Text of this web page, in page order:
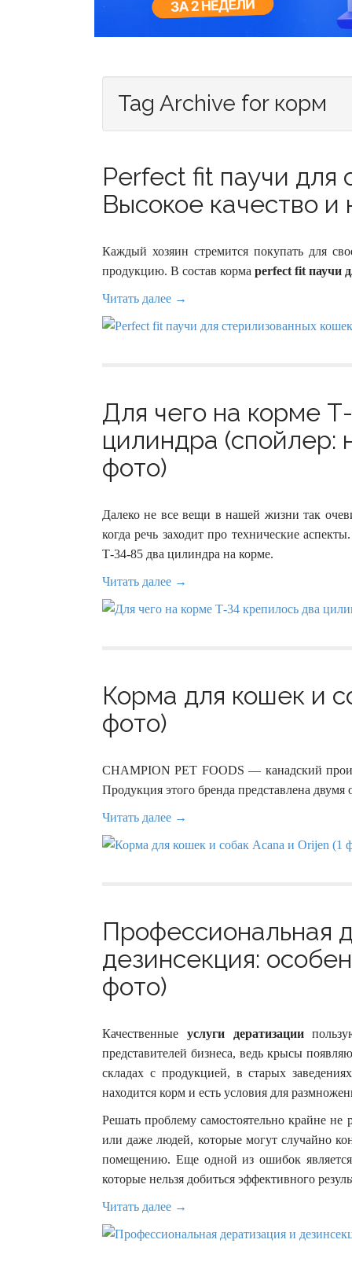
Tag Archive for корм
Perfect fit паучи для
Высокое качество и
Каждый хозяин стремится покупать для
продукцию. В состав корма perfect fit паучи
Читать далее →
Для чего на корме
цилиндра (спойлер:
фото)
Далеко не все вещи в нашей жизни так
когда речь заходит про технические
Т-34-85 два цилиндра на корме.
Читать далее →
Корма для кошек и
фото)
CHAMPION PET FOODS — канадский
Продукция этого бренда представлена
Читать далее →
Профессиональная
дезинсекция:
фото)
Качественные услуги дератизации
представителей бизнеса, ведь крысы
складах с продукцией, в старых
находится корм и есть условия для
Решать проблему самостоятельно крайне
или даже людей, которые могут случайно
помещению. Еще одной из ошибок является
которые нельзя добиться эффективного
Читать далее →